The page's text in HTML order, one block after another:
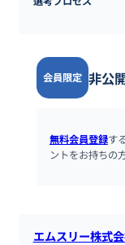
会員限定 非公
無料会員登録す
ントをお持ちの
エムスリー株式